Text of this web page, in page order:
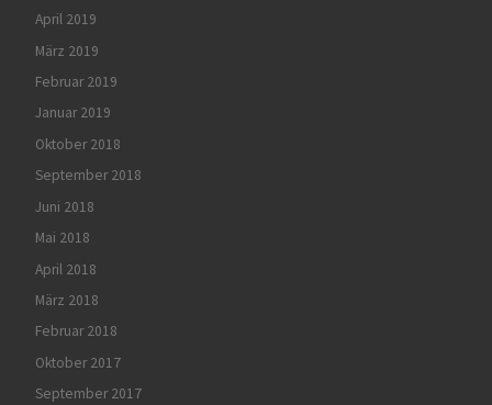
April 2019
März 2019
Februar 2019
Januar 2019
Oktober 2018
September 2018
Juni 2018
Mai 2018
April 2018
März 2018
Februar 2018
Oktober 2017
September 2017